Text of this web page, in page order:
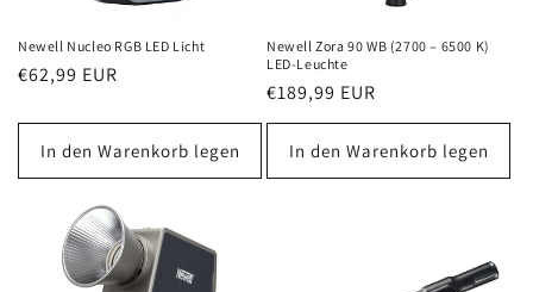
Newell Nucleo RGB LED Licht
Normaler
€62,99 EUR
In den Warenkorb legen
Newell Zora 90 WB (2700 – 6500 K)
LED-Leuchte
Normaler
Preis
€189,99 EUR
In den Warenkorb legen